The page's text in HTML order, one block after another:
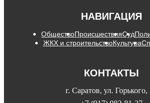
НАВИГАЦИЯ
ОбществоПроисшествияСуд
ЖКХ и строительствоКультура
КОНТАКТЫ
г. Саратов, ул. Горького,